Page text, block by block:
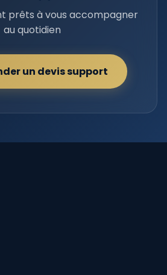
prêts à vous accompagner
au quotidien
un devis support